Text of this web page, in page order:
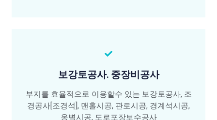
보강토공사. 중장비공사
부지를 효율적으로 이용할수 있는 보강토공사, 조
경공사[조경석], 맨홀시공, 관로시공, 경계석시공,
옹벽시공, 도로포장보수공사